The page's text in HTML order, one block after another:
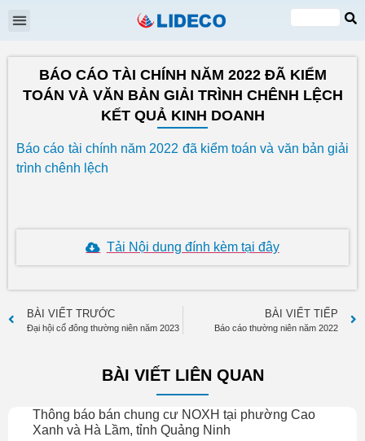
VI
EN
BÁO CÁO TÀI CHÍNH NĂM 2022 ĐÃ KIỂM
TOÁN VÀ VĂN BẢN GIẢI TRÌNH CHÊNH LỆCH
KẾT QUẢ KINH DOANH
Báo cáo tài chính năm 2022 đã kiểm toán và văn bản giải
trình chênh lệch
Tải Nội dung đính kèm tại đây
BÀI VIẾT TRƯỚC
Đại hội cổ đông thường niên năm 2023
BÀI VIẾT TIẾP
Báo cáo thường niên năm 2022
BÀI VIẾT LIÊN QUAN
Thông báo bán chung cư NOXH tại phường Cao
Xanh và Hà Lầm, tỉnh Quảng Ninh